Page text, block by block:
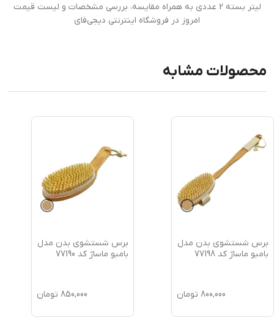
لیتر بسته 2 عددی به همراه مقایسه، بررسی مشخصات و لیست قیمت
امروز در فروشگاه اینترنتی دیجی‌فای
محصولات مشابه
برس شستشوی بدن مدل
بامبو ماساژ کد 77198
800,000 تومان
برس شستشوی بدن مدل
بامبو ماساژ کد 77190
850,000 تومان